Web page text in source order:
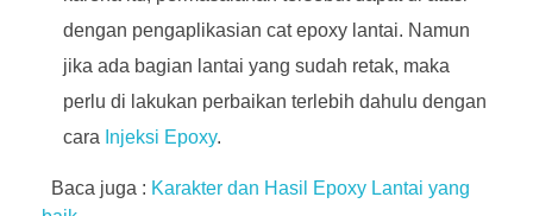
dengan pengaplikasian cat epoxy lantai. Namun
jika ada bagian lantai yang sudah retak, maka
perlu di lakukan perbaikan terlebih dahulu dengan
cara Injeksi Epoxy.
Baca juga : Karakter dan Hasil Epoxy Lantai yang